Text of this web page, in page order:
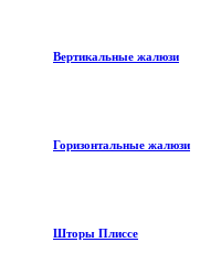
Вертикальные жалюзи
Горизонтальные жалюзи
Шторы Плиссе